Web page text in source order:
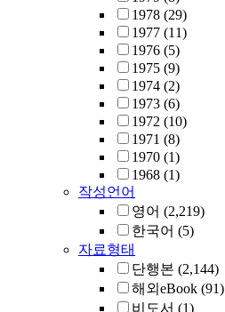
1978 (29)
1977 (11)
1976 (5)
1975 (9)
1974 (2)
1973 (6)
1972 (10)
1971 (8)
1970 (1)
1968 (1)
작성언어
영어 (2,219)
한국어 (5)
자료형태
단행본 (2,144)
해외eBook (91)
비도서 (1)